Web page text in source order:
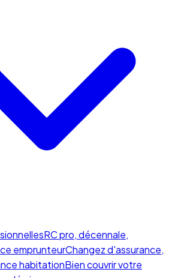
RC pro, décennale,
emprunteurChangez d'assurance,
habitationBien couvrir votre